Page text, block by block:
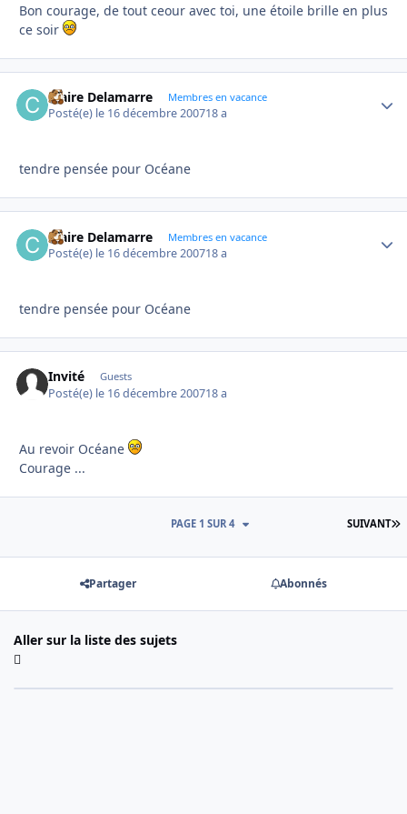
Bon courage, de tout ceour avec toi, une étoile brille en plus
ce soir
Claire Delamarre Membres en vacance
Posté(e) le 16 décembre 200718 a
tendre pensée pour Océane
Claire Delamarre Membres en vacance
Posté(e) le 16 décembre 200718 a
tendre pensée pour Océane
Invité Guests
Posté(e) le 16 décembre 200718 a
Au revoir Océane
Courage ...
SUIVANT
PAGE 1 SUR 4
Partager Abonnés
Aller sur la liste des sujets